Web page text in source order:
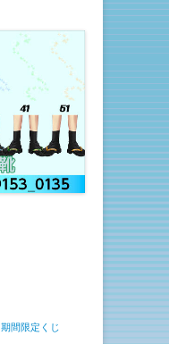
期間限定くじ